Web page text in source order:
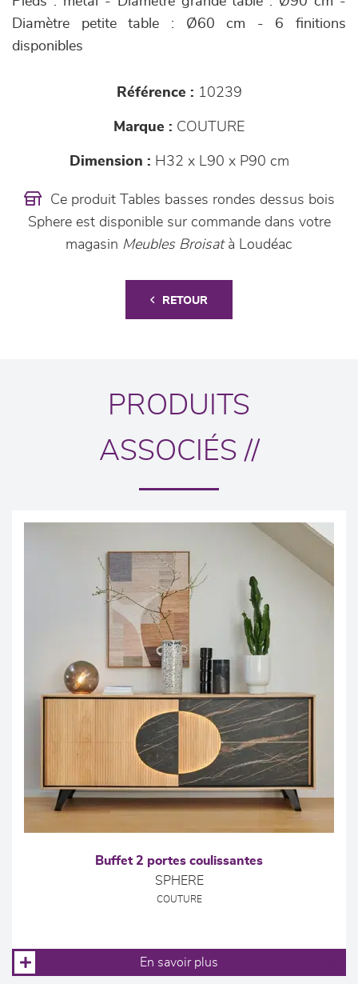
Diamètre petite table : Ø60 cm - 6 finitions
disponibles
Référence : 10239
Marque : COUTURE
Dimension : H32 x L90 x P90 cm
Ce produit Tables basses rondes dessus bois
Sphere est disponible sur commande dans votre
magasin Meubles Broisatà Loudéac
RETOUR
PRODUITS
ASSOCIÉS //
Buffet 2 portes coulissantes
SPHERE
COUTURE
En savoir plus